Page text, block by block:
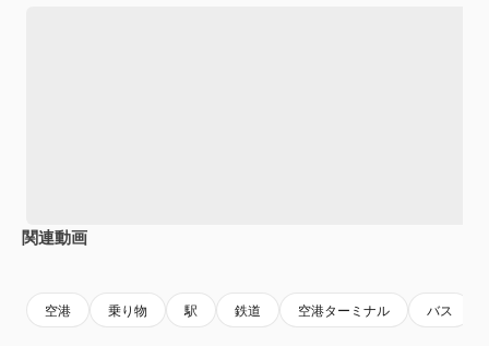
関連動画
空港 乗り物 駅 鉄道 空港ターミナル バス